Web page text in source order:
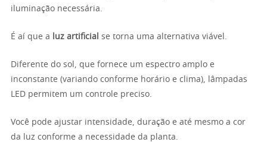
iluminação necessária.
É aí que a luz artificial se torna uma alternativa viável.
Diferente do sol, que fornece um espectro amplo e
inconstante (variando conforme horário e clima), lâmpadas
LED permitem um controle preciso.
Você pode ajustar intensidade, duração e até mesmo a cor
da luz conforme a necessidade da planta.